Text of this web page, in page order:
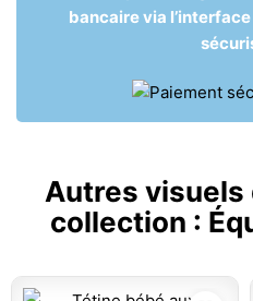
bancaire via
Autres visuels
collection :